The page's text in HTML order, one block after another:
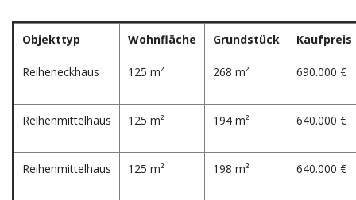
Objekttyp Wohnfläche Grundstück Kaufpreis
Reiheneckhaus 125 m² 268 m² 690.000 €
Reihenmittelhaus 125 m² 194 m² 640.000 €
Reihenmittelhaus 125 m² 198 m² 640.000 €